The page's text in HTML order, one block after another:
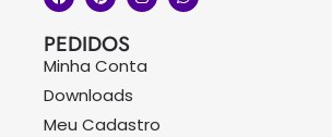
PEDIDOS
Minha Conta
Downloads
Meu Cadastro